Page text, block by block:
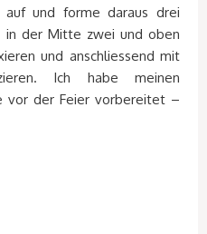
und forme daraus drei
in der Mitte zwei und oben
und anschliessend mit
Ich habe meinen
vor der Feier vorbereitet –